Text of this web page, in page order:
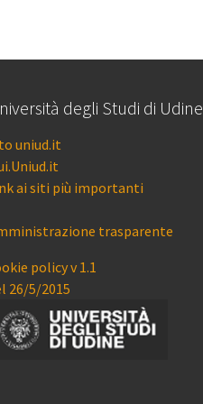
degli Studi di Udine
uniud.it
ai siti più importanti
trasparente
policy v 1.1
26/5/2015